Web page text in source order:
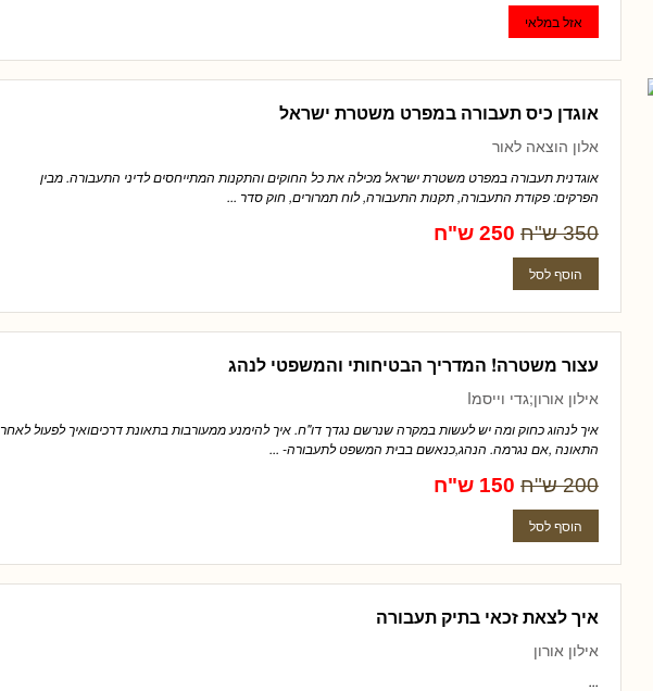
אוגדן כיס תעבורה במפרט משטרת ישראל
אלון הוצאה לאור
אוגדנית תעבורה במפרט משטרת ישראל מכילה את כל החוקים והתקנות המתייחסים לדיני התעבורה. מבין
הפרקים: פקודת התעבורה, תקנות התעבורה, לוח תמרורים, חוק סדר ...
350 ש"ח 250 ש"ח
עצור משטרה! המדריך הבטיחותי והמשפטי לנהג
אילון אורון;גדי וייסמI
איך לנהוג כחוק ומה יש לעשות במקרה שנרשם נגדך דו"ח. איך להימנע ממעורבות בתאונת דרכיםואיך לפעול לאחר
התאונה ,אם נגרמה. הנהג,כנאשם בבית המשפט לתעבורה- ...
200 ש"ח 150 ש"ח
איך לצאת זכאי בתיק תעבורה
אילון אורון
...